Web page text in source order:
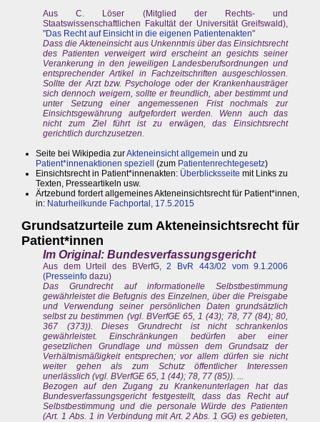
Aus C. Löser (Mitglied der Rechts- und
Staatswissenschaftlichen Fakultät der Universität Greifswald),
"Das Recht auf Einsicht in die eigenen Patientenakten"
Dass die Akteneinsicht aus Unkenntnis über das Einsichtsrecht
des Patienten verweigert wird erscheint an gesichts seiner
Verankerung in den jeweiligen Landesberufsordnungen und
entsprechender Artikel in Fachzeitschriften ausgeschlossen.
Sollte der Arzt bzw. Psychologe oder der Krankenhausträger
sich dennoch weigern, sollte er freundlich, aber bestimmt und
unter Setzung einer angemessenen Frist nochmals zur
Einsichtsgewährung aufgefordert werden. Wenn auch das
nicht zum Ziel führt ist zu erwägen, das Einsichtsrecht
gerichtlich durchzusetzen.
Seite bei Wikipedia zurAkteneinsicht allgemein und zu
Patient*innenaktionen speziell
(zum Patientenrechtegesetz)
Einsichtsrecht in Patient*innenakten: Überblicksseite mit Links zu
Texten, Presseartikeln usw.
Ärtzebund fordert allgemeines Akteneinsichtsrecht für Patient*innen,
in: Naturheilkunde Fachportal, 17.5.2015
Grundsatzurteile zum Akteneinsichtsrecht für
Patient*innen
Im Original: Bundesverfassungsgericht
Aus dem Urteil des BVerfG,2 BvR 443/02 vom 9.1.2006
(Presseinfo dazu)
Das Grundrecht auf informationelle Selbstbestimmung
gewährleistet die Befugnis des Einzelnen, über die Preisgabe
und Verwendung seiner persönlichen Daten grundsätzlich
selbst zu bestimmen (vgl. BVerfGE 65, 1 (43); 78, 77 (84); 80,
367 (373)). Dieses Grundrecht ist nicht schrankenlos
gewährleistet. Einschränkungen bedürfen aber einer
gesetzlichen Grundlage und müssen dem Grundsatz der
Verhältnismäßigkeit entsprechen; vor allem dürfen sie nicht
weiter gehen als zum Schutz öffentlicher Interessen
unerlässlich (vgl. BVerfGE 65, 1 (44); 78, 77 (85)). ...
Bezogen auf den Zugang zu Krankenunterlagen hat das
Bundesverfassungsgericht festgestellt, dass das Recht auf
Selbstbestimmung und die personale Würde des Patienten
(Art. 1 Abs. 1 in Verbindung mit Art. 2 Abs. 1 GG) es gebieten,